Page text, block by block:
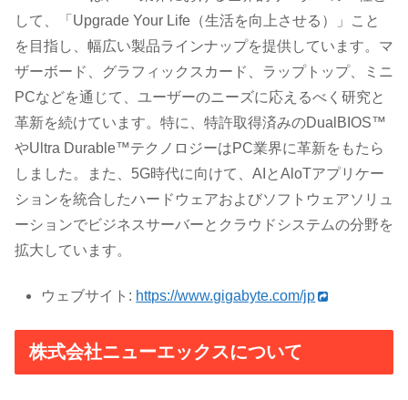
して、「Upgrade Your Life（生活を向上させる）」こと
を目指し、幅広い製品ラインナップを提供しています。マ
ザーボード、グラフィックスカード、ラップトップ、ミニ
PCなどを通じて、ユーザーのニーズに応えるべく研究と
革新を続けています。特に、特許取得済みのDualBIOS™
やUltra Durable™テクノロジーはPC業界に革新をもたら
しました。また、5G時代に向けて、AIとAloTアプリケー
ションを統合したハードウェアおよびソフトウェアソリュ
ーションでビジネスサーバーとクラウドシステムの分野を
拡大しています。
ウェブサイト: https://www.gigabyte.com/jp
株式会社ニューエックスについて